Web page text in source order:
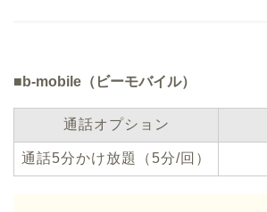
■b-mobile（ビーモバイル）
通話オプション
通話5分かけ放題（5分/回）